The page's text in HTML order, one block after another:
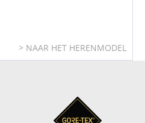
> NAAR HET HERENMODEL